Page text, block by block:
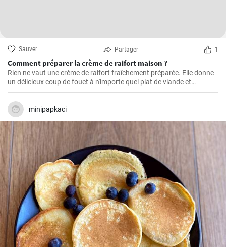
Sauver Partager 1
Comment préparer la crème de raifort maison ?
Rien ne vaut une crème de raifort fraîchement préparée. Elle donne
un délicieux coup de fouet à n'importe quel plat de viande et
constitue un excellent condiment pour les sandwichs.
minipapkaci